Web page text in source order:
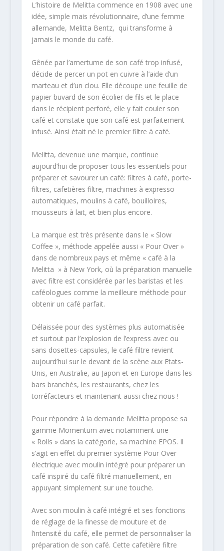
L’histoire de Melitta commence en 1908 avec une
idée, simple mais révolutionnaire, d’une femme
allemande, Melitta Bentz, qui transforme à
jamais le monde du café.
Gênée par l’amertume de son café trop infusé,
décide de percer un pot en cuivre à l’aide d’un
marteau et d’un clou. Elle découpe une feuille de
papier buvard de son écolier de fils et le place
dans le récipient perforé, elle y fait couler son
café et constate que son café est parfaitement
infusé. Ainsi était né le premier filtre à café.
Melitta, devenue une marque, continue
aujourd’hui de proposer tous les essentiels pour
préparer et savourer un café: filtres à café, porte-
filtres, cafetières filtre, machines à expresso
automatiques, moulins à café, bouilloires,
mousseurs à lait, et bien plus encore.
La marque est très présente dans le « Slow
Coffee », méthode appelée aussi « Pour Over »
dans de nombreux pays et même « café à la
Melitta » à New York, où la préparation manuelle
avec filtre est considérée par les baristas et les
caféologues comme la meilleure méthode pour
obtenir un café parfait.
Délaissée pour des systèmes plus automatisée
et surtout par l’explosion de l’express avec ou
sans dosettes-capsules, le café filtre revient
aujourd’hui sur le devant de la scène aux Etats-
Unis, en Australie, au Japon et en Europe dans les
bars branchés, les restaurants, chez les
torréfacteurs et maintenant aussi chez nous !
Pour répondre à la demande Melitta propose sa
gamme Momentum avec notamment une
« Rolls » dans la catégorie, sa machine EPOS. Il
s’agit en effet du premier système Pour Over
électrique avec moulin intégré pour préparer un
café inspiré du café filtré manuellement, en
appuyant simplement sur une touche.
Avec son moulin à café intégré et ses fonctions
de réglage de la finesse de mouture et de
l’intensité du café, elle permet de personnaliser la
préparation de son café. Cette cafetière filtre